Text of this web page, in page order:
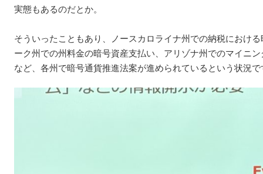
実態もあるのだとか。
そういったこともあり、ノースカロライナ州での納税におけ
ーク州での州料金の暗号資産支払い、アリゾナ州でのマイニ
など、各州で暗号通貨推進法案が進められているという状況で